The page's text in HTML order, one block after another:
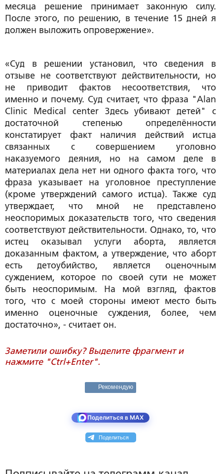
месяца решение принимает законную силу.
После этого, по решению, в течение 15 дней я
должен выложить опровержение».
«Суд в решении установил, что сведения в
отзыве не соответствуют действительности, но
не приводит фактов несоответствия, что
именно и почему. Суд считает, что фраза "Alan
Clinic Medical center Здесь убивают детей" с
достаточной степенью определённости
констатирует факт наличия действий истца
связанных с совершением уголовно
наказуемого деяния, но на самом деле в
материалах дела нет ни одного факта того, что
фраза указывает на уголовное преступление
(кроме утверждений самого истца). Также суд
утверждает, что мной не представлено
неоспоримых доказательств того, что сведения
соответствуют действительности. Однако, то, что
истец оказывал услуги аборта, является
доказанным фактом, а утверждение, что аборт
есть детоубийство, является оценочным
суждением, которое по своей сути не может
быть неоспоримым. На мой взгляд, фактов
того, что с моей стороны имеют место быть
именно оценочные суждения, более, чем
достаточно», - считает он.
Заметили ошибку? Выделите фрагмент и
нажмите "Ctrl+Enter".
Рекомендую
Поделиться в MAX
Поделиться